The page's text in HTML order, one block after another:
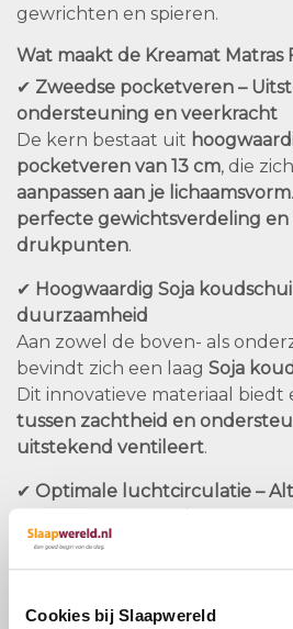
Cookies bij Slaapwereld
gewrichten en spieren.
Wat maakt de Kreamat Matras
✔ Zweedse pocketveren –
ondersteuning en veerkracht
De kern bestaat uit
pocketveren van 13 cm, die zich
aanpassen aan je lichaamsvorm
perfecte gewichtsverdeling
drukpunten.
✔ Hoogwaardig Soja
duurzaamheid
Aan zowel de boven- als
bevindt zich een laag Soja
Dit innovatieve materiaal biedt
tussen zachtheid en
uitstekend ventileert.
✔ Optimale luchtcirculatie –
en de luchtkanalen in de
optimaal. Dit zorgt ervoor dat